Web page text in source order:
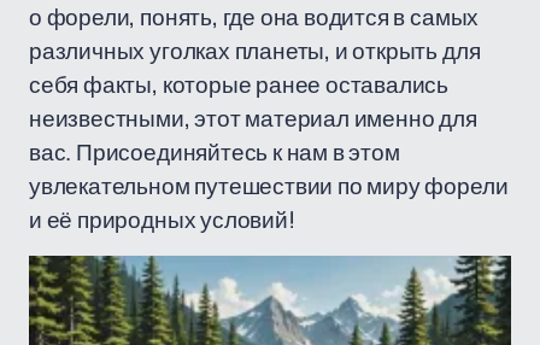
о форели, понять, где она водится в самых
различных уголках планеты, и открыть для
себя факты, которые ранее оставались
неизвестными, этот материал именно для
вас. Присоединяйтесь к нам в этом
увлекательном путешествии по миру форели
и её природных условий!